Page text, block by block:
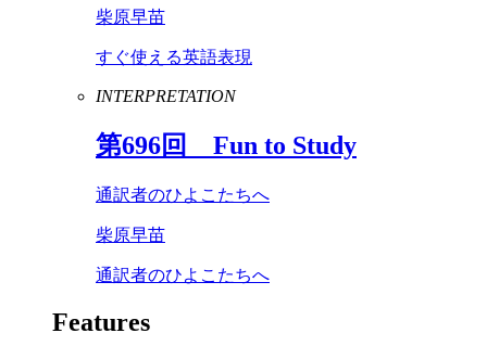
柴原早苗
すぐ使える英語表現
INTERPRETATION
第696回 Fun to Study
通訳者のひよこたちへ
柴原早苗
通訳者のひよこたちへ
Features